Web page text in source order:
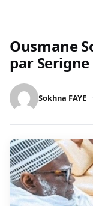
Ousmane
par
Sokhna FAYE